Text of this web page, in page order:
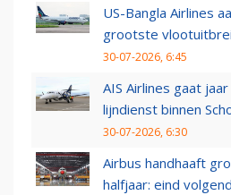
US-Bangla Airlines
grootste
30-07-2026, 6:45
AIS Airlines gaat
lijndienst binnen
30-07-2026, 6:30
Airbus handhaaft
halfjaar: eind